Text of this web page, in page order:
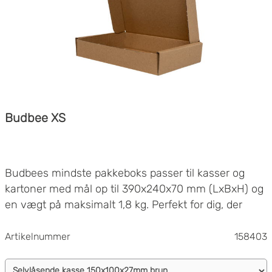
Budbee XS
Budbees mindste pakkeboks passer til kasser og
kartoner med mål op til 390x240x70 mm (LxBxH) og
en vægt på maksimalt 1,8 kg. Perfekt for dig, der
Artikelnummer 158403